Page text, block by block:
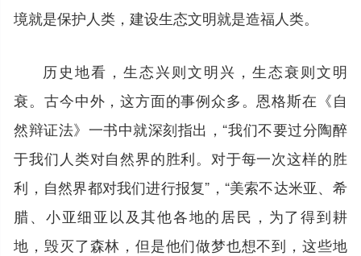
境就是保护人类，建设生态文明就是造福人类。
历史地看，生态兴则文明兴，生态衰则文明
衰。古今中外，这方面的事例众多。恩格斯在《自
然辩证法》一书中就深刻指出，“我们不要过分陶醉
于我们人类对自然界的胜利。对于每一次这样的胜
利，自然界都对我们进行报复”，“美索不达米亚、希
腊、小亚细亚以及其他各地的居民，为了得到耕
地，毁灭了森林，但是他们做梦也想不到，这些地